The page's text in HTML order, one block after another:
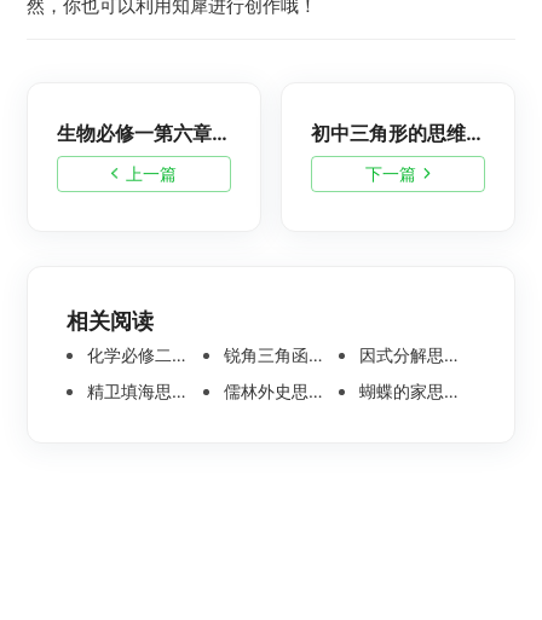
然，你也可以利用知犀进行创作哦！
上一篇
生物必修一第六章思维导图简单模板分享
下一篇
初中三角形的思维导图，简单脑图分享
相关阅读
化学必修二思维导图合集，高中高清化学思维导图整理 锐角三角函数思维导图 | 数学思维导图分享
因式分解思维导图高清版-数学思维导图模板分享
精卫填海思维导图怎么画？高清版精卫填海思维导图模板分享
儒林外史思维导图大全|高清版免费思维导图模板 蝴蝶的家思维导图怎么画？高清版蝴蝶的家思维导图分享